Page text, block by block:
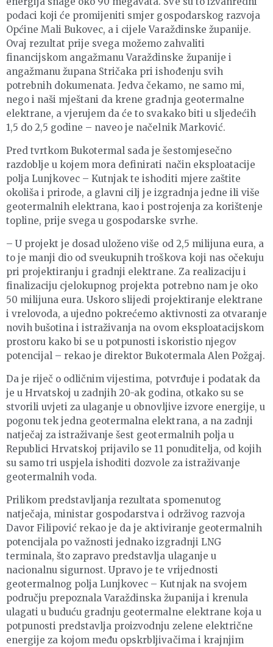
podaci koji će promijeniti smjer gospodarskog razvoja
Općine Mali Bukovec, a i cijele Varaždinske županije.
Ovaj rezultat prije svega možemo zahvaliti
financijskom angažmanu Varaždinske županije i
angažmanu župana Stričaka pri ishođenju svih
potrebnih dokumenata. Jedva čekamo, ne samo mi,
nego i naši mještani da krene gradnja geotermalne
elektrane, a vjerujem da će to svakako biti u sljedećih
1,5 do 2,5 godine – naveo je načelnik Marković.
Pred tvrtkom Bukotermal sada je šestomjesečno
razdoblje u kojem mora definirati način eksploatacije
polja Lunjkovec – Kutnjak te ishoditi mjere zaštite
okoliša i prirode, a glavni cilj je izgradnja jedne ili više
geotermalnih elektrana, kao i postrojenja za korištenje
topline, prije svega u gospodarske svrhe.
– U projekt je dosad uloženo više od 2,5 milijuna eura, a
to je manji dio od sveukupnih troškova koji nas očekuju
pri projektiranju i gradnji elektrane. Za realizaciju i
finalizaciju cjelokupnog projekta potrebno nam je oko
50 milijuna eura. Uskoro slijedi projektiranje elektrane
i vrelovoda, a ujedno pokrećemo aktivnosti za otvaranje
novih bušotina i istraživanja na ovom eksploatacijskom
prostoru kako bi se u potpunosti iskoristio njegov
potencijal – rekao je direktor Bukotermala Alen Požgaj.
Da je riječ o odličnim vijestima, potvrđuje i podatak da
je u Hrvatskoj u zadnjih 20-ak godina, otkako su se
stvorili uvjeti za ulaganje u obnovljive izvore energije, u
pogonu tek jedna geotermalna elektrana, a na zadnji
natječaj za istraživanje šest geotermalnih polja u
Republici Hrvatskoj prijavilo se 11 ponuditelja, od kojih
su samo tri uspjela ishoditi dozvole za istraživanje
geotermalnih voda.
Prilikom predstavljanja rezultata spomenutog
natječaja, ministar gospodarstva i održivog razvoja
Davor Filipović rekao je da je aktiviranje geotermalnih
potencijala po važnosti jednako izgradnji LNG
terminala, što zapravo predstavlja ulaganje u
nacionalnu sigurnost. Upravo je te vrijednosti
geotermalnog polja Lunjkovec – Kutnjak na svojem
području prepoznala Varaždinska županija i krenula
ulagati u buduću gradnju geotermalne elektrane koja u
potpunosti predstavlja proizvodnju zelene električne
energije za kojom među opskrbljivačima i krajnjim